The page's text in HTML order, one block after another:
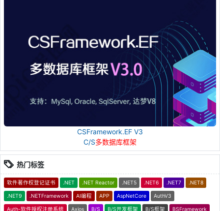
CSFramework.EF V3
C/S多数据库框架
热门标签
软件著作权登记证书 .NET .NET Reactor .NET5 .NET6 .NET7 .NET8
.NET9 .NETFramework AI编程 APP AspNetCore AuthV3
Auth-软件授权注册系统 Axios B/S B/S开发框架 B/S框架 BSFramework